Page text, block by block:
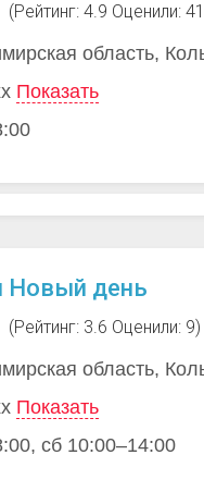
(Рейтинг: 4.9 Оценили:
область,
Показать
Новый день
(Рейтинг: 3.6 Оценили: 9)
область,
Показать
сб 10:00–14:00